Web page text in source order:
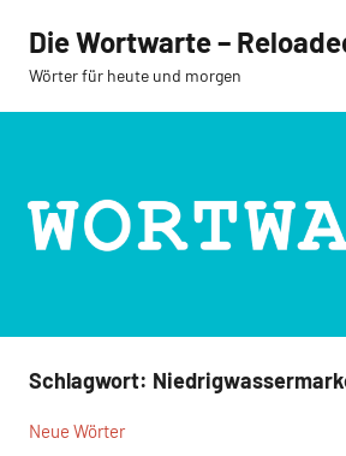
Inhalt
springen
Die Wortwarte –
Wörter für heute und morgen
Schlagwort:
Neue Wörter